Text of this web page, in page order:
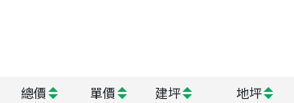
總價 單價 建坪 地坪